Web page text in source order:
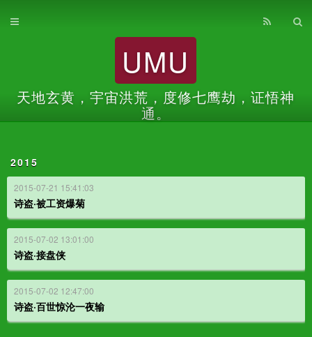
UMU
天地玄黄，宇宙洪荒，度修七鹰劫，证悟神
通。
2015
2015-07-21 15:41:03
诗盗·被工资爆菊
2015-07-02 13:01:00
诗盗·接盘侠
2015-07-02 12:47:00
诗盗·百世惊沦一夜输
首页
关于